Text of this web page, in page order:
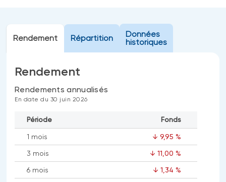
CPG à taux fixe
CATÉGORIES D'ACTIFS
Actions
Fonds équilibré
Marché monétaire
Revenu fixe
Alternatif
Rendement Répartition
Données
historiques
Rendement
Rendements annualisés
En date du 30 juin 2026
Période Fonds
1 mois ↓ 9,95 %
3 mois ↓ 11,00 %
6 mois ↓ 1,34 %